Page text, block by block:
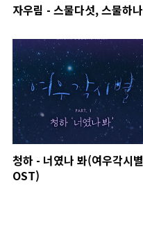
자우림 - 스물다섯, 스물하나
청하 - 너였나 봐(여우각시별
OST)